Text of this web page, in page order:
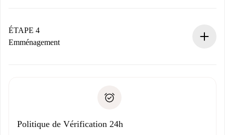
contact avec le propriétaire.
Si refusé : aucun prélèvement et nous vous proposerons
Justificatif de solvabilité
ÉTAPE 4
Emménagement
uniquement si aucun problème n'est signalé.
Politique de Vérification 24h